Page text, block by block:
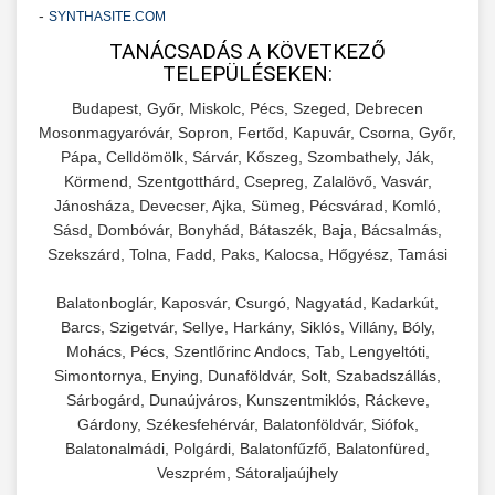
szonyegtisztito.net
marketing stratégiai tervrajz
Teljes dokumentáció egy klinika átalakulási
útjáról, bemutatva az utat a küzdő praxistól a
virágzó vállalkozásig 150%-os növekedéssel.
szonyegtakaritas.org
klinika átalakulási történet
🎪 18. Szemhéjplasztika Iránti
Érdeklődés 150%-os Fokozása
Technikák és módszerek a páciensek
érdeklődésének és elkötelezettségének drámai
növeléséhez. Egy 150%-os fellendülési
esettanulmány gyakorlati betekintésekkel.
elkötelezettség erősítési módszerek
🎮 19. AI Google Ads és Meta
Kampány Kezelés
+
Fejlett AI-alapú Google Ads és Meta hirdetési
költségvetését gépi tanulással és
automatizálással.
aikampany.hu AI hirdetési automatizálás
Professzionális ipari dagasztógépek és
tésztakeverő gépek pékségek és kereskedelmi
konyhák számára. Masszív konstrukció
megbízható teljesítményhez.
chef-iparikonyhagepek.hu
🔪 21. Ipari Szeletelőgép +
Ipari hús- és sajtszeletelő gépek professzionális
élelmiszer-előkészítéshez. Precíziós vágás
állítható vastagság beállítással.
📦 22. Vákuumozó Gép
- SYNTHASITE.COM
TANÁCSADÁS A KÖVETKEZŐ
TELEPÜLÉSEKEN:
Budapest, Győr, Miskolc, Pécs, Szeged, Debrecen
Mosonmagyaróvár, Sopron, Fertőd, Kapuvár, Csorna, Győr,
Pápa, Celldömölk, Sárvár, Kőszeg, Szombathely, Ják,
Körmend, Szentgotthárd, Csepreg, Zalalövő, Vasvár,
Jánosháza, Devecser, Ajka, Sümeg, Pécsvárad, Komló,
Sásd, Dombóvár, Bonyhád, Bátaszék, Baja, Bácsalmás,
Szekszárd, Tolna, Fadd, Paks, Kalocsa, Hőgyész, Tamási
Balatonboglár, Kaposvár, Csurgó, Nagyatád, Kadarkút,
Barcs, Szigetvár, Sellye, Harkány, Siklós, Villány, Bóly,
Mohács, Pécs, Szentlőrinc Andocs, Tab, Lengyeltóti,
Simontornya, Enying, Dunaföldvár, Solt, Szabadszállás,
Sárbogárd, Dunaújváros, Kunszentmiklós, Ráckeve,
Gárdony, Székesfehérvár, Balatonföldvár, Siófok,
Balatonalmádi, Polgárdi, Balatonfűzfő, Balatonfüred,
Veszprém, Sátoraljaújhely